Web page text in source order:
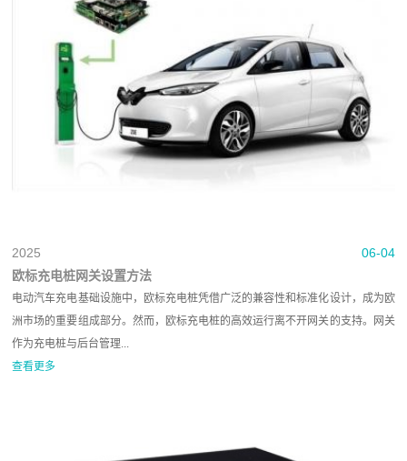
06-04
2025
欧标充电桩网关设置方法
电动汽车充电基础设施中，欧标充电桩凭借广泛的兼容性和标准化设计，成为欧
洲市场的重要组成部分。然而，欧标充电桩的高效运行离不开网关的支持。网关
作为充电桩与后台管理...
查看更多